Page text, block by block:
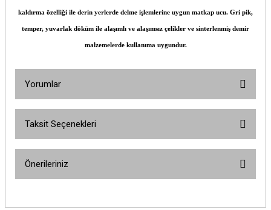
kaldırma özelliği ile derin yerlerde delme işlemlerine uygun matkap ucu. Gri pik,
temper, yuvarlak döküm ile alaşımlı ve alaşımsız çelikler ve sinterlenmiş demir
malzemelerde kullanıma uygundur.
Yorumlar
Taksit Seçenekleri
Önerileriniz
yetersiz gördüğünüz noktaları öneri formunu kullanarak tarafımıza